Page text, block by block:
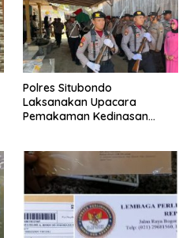
Polres Situbondo
Laksanakan Upacara
Pemakaman Kedinasan